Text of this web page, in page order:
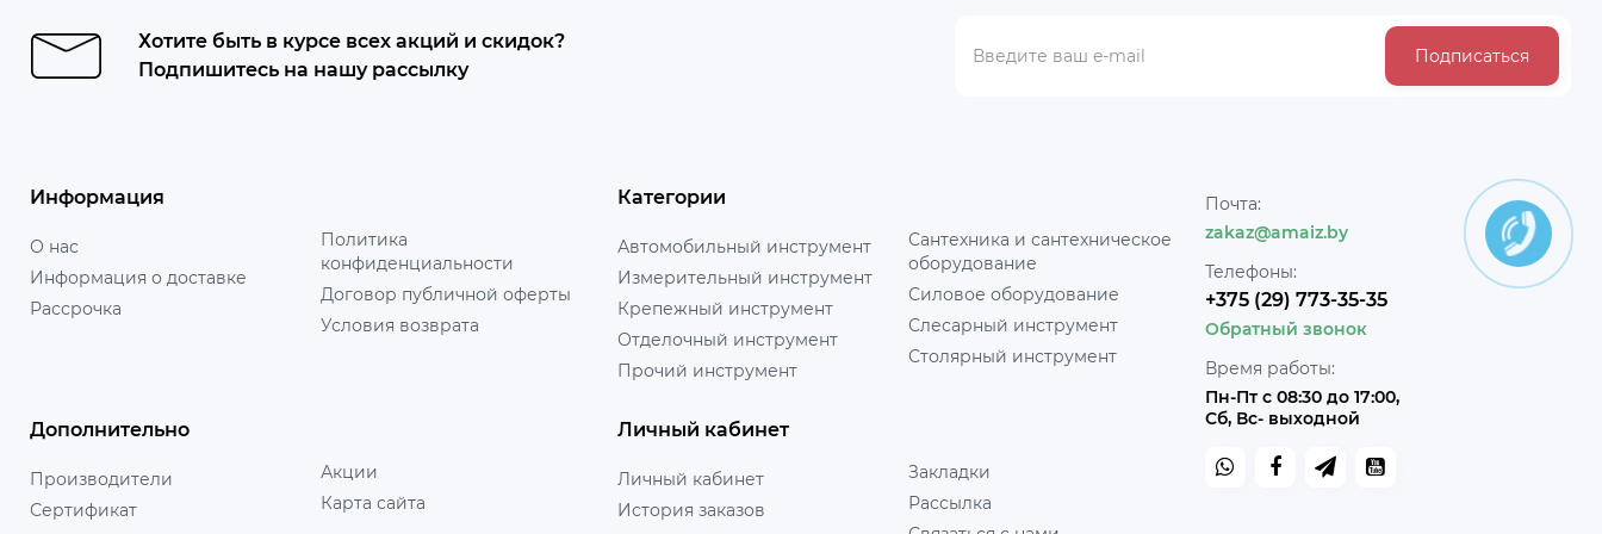
Хотите быть в курсе всех акций и скидок?
Подпишитесь на нашу рассылку
Подписаться
Информация
О нас
Информация о доставке
Рассрочка
Политика
конфиденциальности
Договор публичной оферты
Условия возврата
Категории
Автомобильный инструмент
Измерительный инструмент
Крепежный инструмент
Отделочный инструмент
Прочий инструмент
Сантехника и сантехническое
оборудование
Силовое оборудование
Слесарный инструмент
Столярный инструмент
Дополнительно
Производители
Сертификат
Акции
Карта сайта
Личный кабинет
Личный кабинет
История заказов
Закладки
Рассылка
Почта:
zakaz@amaiz.by
Телефоны:
+375 (29) 773-35-35
Обратный звонок
Время работы:
Пн-Пт с 08:30 до 17:00,
Сб, Вс- выходной